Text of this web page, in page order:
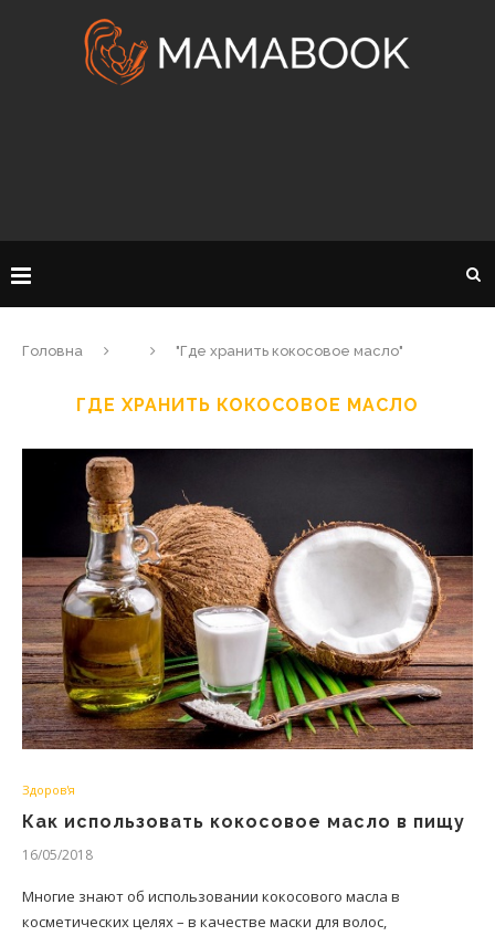
Головна "Где хранить кокосовое масло"
ГДЕ ХРАНИТЬ КОКОСОВОЕ МАСЛО
Здоров'я
Как использовать кокосовое масло в пищу
16/05/2018
Многие знают об использовании кокосового масла в
косметических целях – в качестве маски для волос,